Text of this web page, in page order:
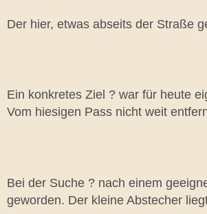
Der hier, etwas abseits der Straße
Ein konkretes Ziel ? war für heute
Vom hiesigen Pass nicht weit
Bei der Suche ? nach einem
geworden. Der kleine Abstecher